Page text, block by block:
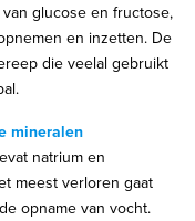
glucose en fructose,
en inzetten. De
die veelal gebruikt
mineralen
natrium en
meest verloren gaat
opname van vocht.